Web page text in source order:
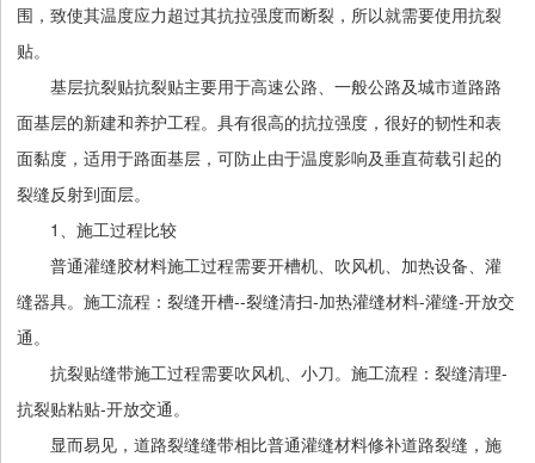
围，致使其温度应力超过其抗拉强度而断裂，所以就需要使用抗裂
贴。
基层抗裂贴抗裂贴主要用于高速公路、一般公路及城市道路路
面基层的新建和养护工程。具有很高的抗拉强度，很好的韧性和表
面黏度，适用于路面基层，可防止由于温度影响及垂直荷载引起的
裂缝反射到面层。
1、施工过程比较
普通灌缝胶材料施工过程需要开槽机、吹风机、加热设备、灌
缝器具。施工流程：裂缝开槽--裂缝清扫-加热灌缝材料-灌缝-开放交
通。
抗裂贴缝带施工过程需要吹风机、小刀。施工流程：裂缝清理-
抗裂贴粘贴-开放交通。
显而易见，道路裂缝缝带相比普通灌缝材料修补道路裂缝，施